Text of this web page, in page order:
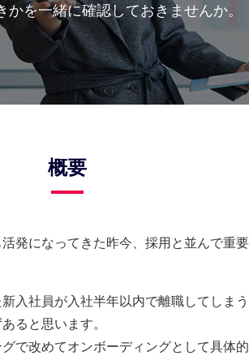
かを一緒に確認しておきませんか。
概要
発になってきた昨今、採用と並んで重
入社員が入社半年以内で離職してしま
ると思います。
で改めてオンボーディングとして具体